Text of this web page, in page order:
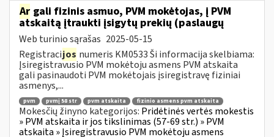
Ar gali fizinis asmuo, PVM mokėtojas, į PVM
atskaitą įtraukti įsigytų prekių (paslaugų
Web turinio sąrašas 2025-05-15
Registracijos numeris KM0533 Ši informacija skelbiama:
Įsiregistravusio PVM mokėtoju asmens PVM atskaita
gali pasinaudoti PVM mokėtojais įsiregistravę fiziniai
asmenys,...
pvm pvmį 58 str pvm atskaita fizinio asmens pvm atskaita
Mokesčių žinyno kategorijos: Pridėtinės vertės mokestis
» PVM atskaita ir jos tikslinimas (57-69 str.) » PVM
atskaita » Įsiregistravusio PVM mokėtoju asmens